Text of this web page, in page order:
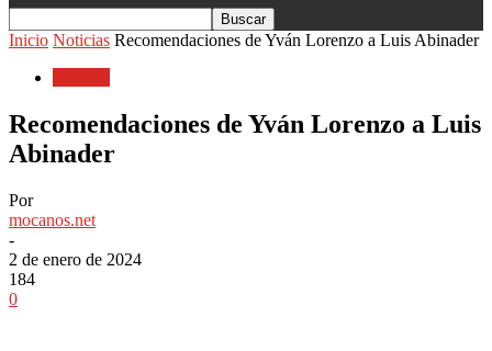
Inicio Noticias Recomendaciones de Yván Lorenzo a Luis Abinader
Recomendaciones de Yván Lorenzo a Luis
Abinader
Por
mocanos.net
-
2 de enero de 2024
184
0